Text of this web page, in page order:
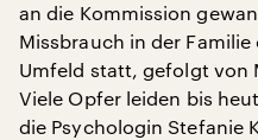
an die Kommission
Missbrauch in der
Umfeld statt, gefolgt von
Viele Opfer leiden bis
die Psychologin Stefanie